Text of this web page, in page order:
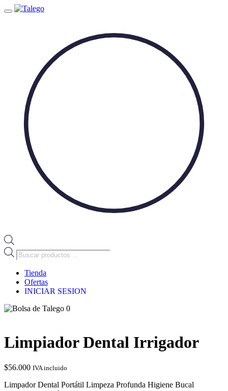
Búsqueda
de
productos
Tienda
Ofertas
INICIAR SESION
0
Limpiador Dental Irrigador
$56.000 IVA incluido
Limpador Dental Portátil Limpeza Profunda Higiene Bucal